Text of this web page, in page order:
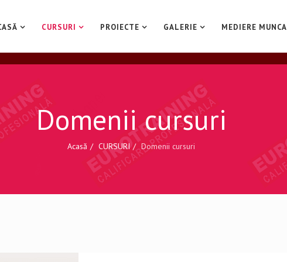
CURSURI PROIECTE GALERIE MEDIERE MUNCA
Domenii cursuri
Acasă CURSURI Domenii cursuri